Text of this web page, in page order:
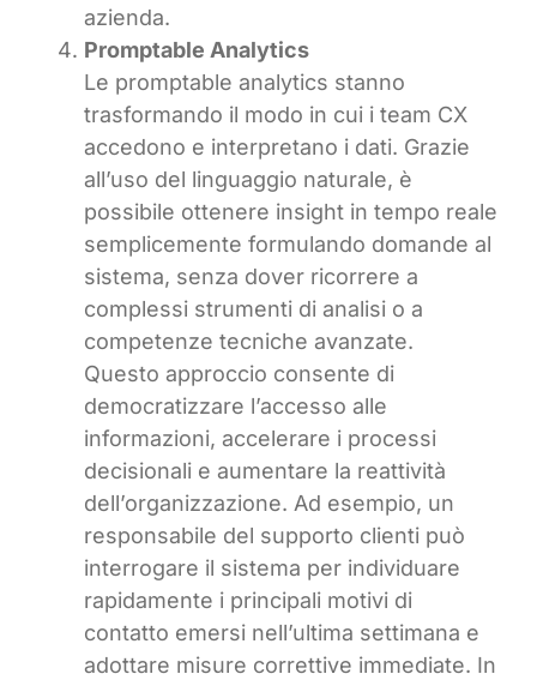
azienda.
Promptable Analytics
Le promptable analytics stanno
trasformando il modo in cui i team CX
accedono e interpretano i dati. Grazie
all’uso del linguaggio naturale, è
possibile ottenere insight in tempo reale
semplicemente formulando domande al
sistema, senza dover ricorrere a
complessi strumenti di analisi o a
competenze tecniche avanzate.
Questo approccio consente di
democratizzare l’accesso alle
informazioni, accelerare i processi
decisionali e aumentare la reattività
dell’organizzazione. Ad esempio, un
responsabile del supporto clienti può
interrogare il sistema per individuare
rapidamente i principali motivi di
contatto emersi nell’ultima settimana e
adottare misure correttive immediate. In